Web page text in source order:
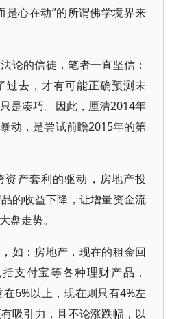
是心在动”的所谓佛学境界来
论的信徒，笔者一直坚信：
过去，才有可能正确预测未
是凑巧。因此，厘清2014年
动，是尝试前瞻2015年的第
资产套利的驱动，房地产投
的收益下降，让增量资金流
盘走势。
如：房地产，现在的租金回
支付宝等各种理财产品，
6%以上，现在则只有4%左
吸引力，且不论涨跌幅，以